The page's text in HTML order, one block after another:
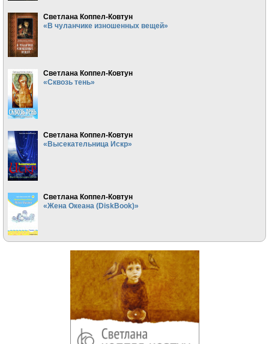
Светлана Коппел-Ковтун
«В чуланчике изношенных вещей»
Светлана Коппел-Ковтун
«Сквозь тень»
Светлана Коппел-Ковтун
«Высекательница Искр»
Светлана Коппел-Ковтун
«Жена Океана (DiskBook)»